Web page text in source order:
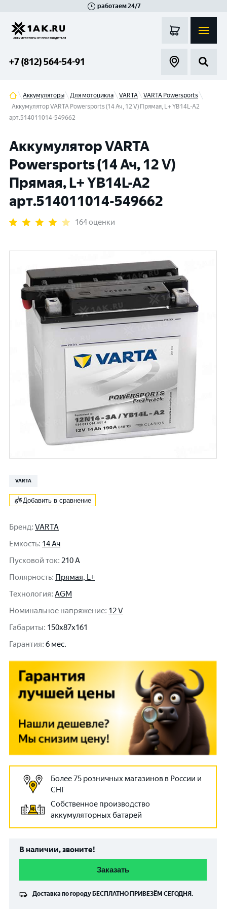
работаем 24/7
+7 (812) 564-54-91
Аккумуляторы Для мотоцикла VARTA
VARTA Powersports
Аккумулятор VARTA Powersports (14 Ач, 12 V) Прямая, L+ YB14L-A2
арт.514011014-549662
Аккумулятор VARTA
Powersports (14 Ач, 12 V)
Прямая, L+ YB14L-A2
арт.514011014-549662
164 оценки
VARTA
Добавить в сравнение
Бренд: VARTA
Емкость: 14 Ач
Пусковой ток: 210 A
Полярность: Прямая, L+
Технология: AGM
Номинальное напряжение: 12 V
Габариты: 150x87x161
Гарантия: 6 мес.
Более 75 розничных магазинов в России и
СНГ
Собственное производство
аккумуляторных батарей
В наличии, звоните!
Заказать
Доставка по городу БЕСПЛАТНО ПРИВЕЗЁМ СЕГОДНЯ.
Гатчина